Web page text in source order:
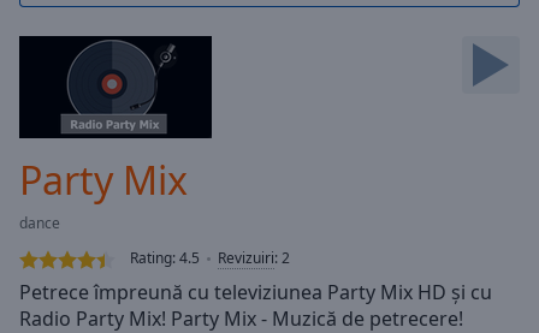
Skip
Current
-:-
Loaded
0.00%
Stream
TypeLIVE
Party Mix
dance
Rating:4.5 Revizuiri:2
Petrece împreună cu televiziunea Party Mix HD și cu
Radio Party Mix! Party Mix - Muzică de petrecere!